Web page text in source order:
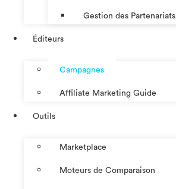
Gestion des Partenariats
Éditeurs
Campagnes
Affiliate Marketing Guide
Outils
Marketplace
Moteurs de Comparaison